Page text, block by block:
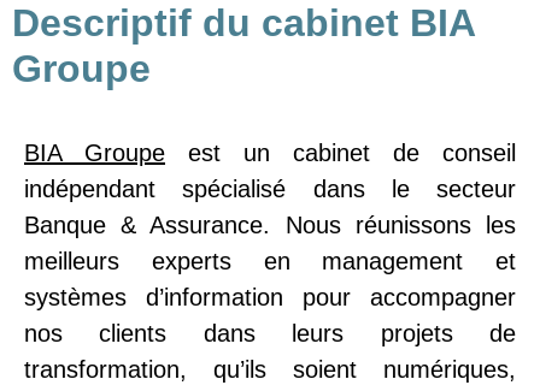
Descriptif du cabinet BIA
Groupe
BIA Groupe est un cabinet de conseil
indépendant spécialisé dans le secteur
Banque & Assurance. Nous réunissons les
meilleurs experts en management et
systèmes d’information pour accompagner
nos clients dans leurs projets de
transformation, qu’ils soient numériques,